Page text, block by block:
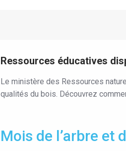
Ressources éducatives
Le ministère des Ressources
qualités du bois. Découvrez
Mois de l’arbre et